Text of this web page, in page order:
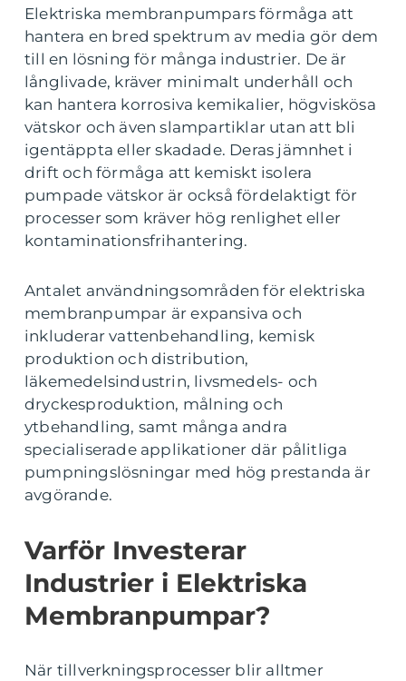
Elektriska membranpumpars förmåga att
hantera en bred spektrum av media gör dem
till en lösning för många industrier. De är
långlivade, kräver minimalt underhåll och
kan hantera korrosiva kemikalier, högviskösa
vätskor och även slampartiklar utan att bli
igentäppta eller skadade. Deras jämnhet i
drift och förmåga att kemiskt isolera
pumpade vätskor är också fördelaktigt för
processer som kräver hög renlighet eller
kontaminationsfrihantering.
Antalet användningsområden för elektriska
membranpumpar är expansiva och
inkluderar vattenbehandling, kemisk
produktion och distribution,
läkemedelsindustrin, livsmedels- och
dryckesproduktion, målning och
ytbehandling, samt många andra
specialiserade applikationer där pålitliga
pumpningslösningar med hög prestanda är
avgörande.
Varför Investerar
Industrier i Elektriska
Membranpumpar?
När tillverkningsprocesser blir alltmer